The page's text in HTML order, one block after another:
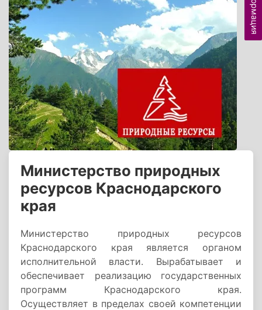
Министерство природных
ресурсов Краснодарского
края
Министерство природных ресурсов
Краснодарского края является органом
исполнительной власти. Вырабатывает и
обеспечивает реализацию государственных
программ Краснодарского края.
Осуществляет в пределах своей компетенции